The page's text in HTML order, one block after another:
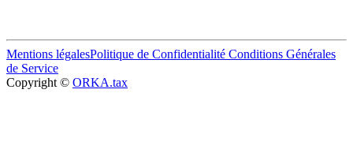
Mentions légalesPolitique de Confidentialité Conditions Générales
de Service
Copyright © ORKA.tax